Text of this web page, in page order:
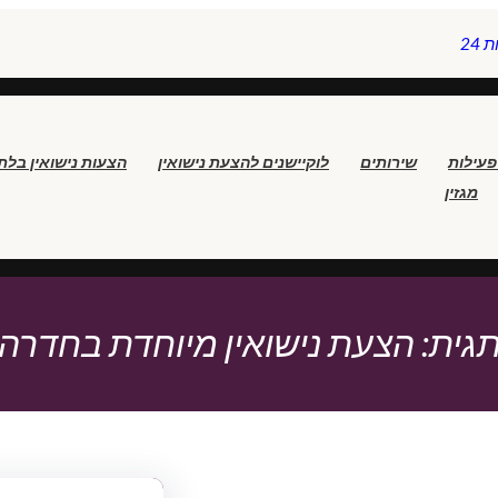
פעילות שירותים לוקיישנים להצעת נישואין
הצעות נישואין
מגזין
הצעת נישואין מיוחדת